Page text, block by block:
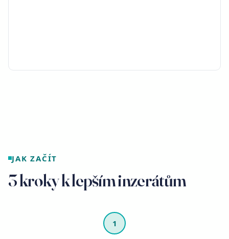
JAK ZAČÍT
3 kroky k lepším inzerátům
1